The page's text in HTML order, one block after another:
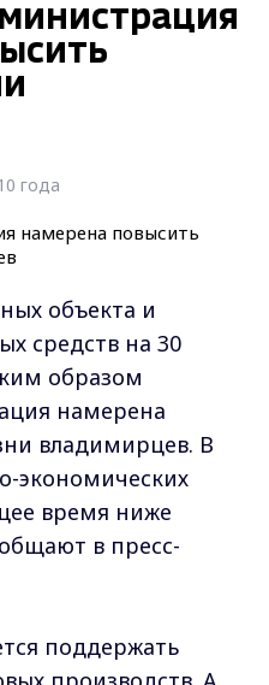
года
объекта и
средств на 30
образом
намерена
владимирцев. В
экономических
время ниже
в пресс-
поддержать